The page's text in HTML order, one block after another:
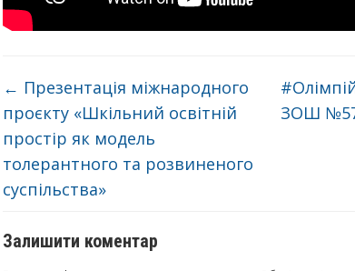
← Презентація міжнародного
проєкту «Шкільний освітній
простір як модель
толерантного та розвиненого
суспільства»
ЗОШ №57
Залишити коментар